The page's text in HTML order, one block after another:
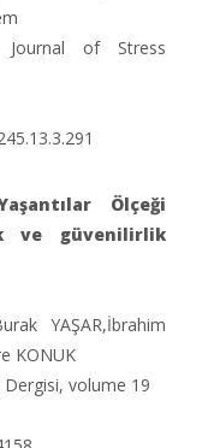
Journal of Stress
Ölçeği
ve güvenilirlik
YAŞAR,İbrahim
KONUK
Dergisi, volume 19